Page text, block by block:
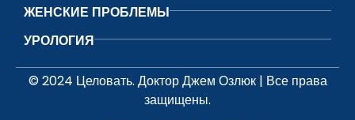
ЖЕНСКИЕ ПРОБЛЕМЫ
УРОЛОГИЯ
© 2024 Целовать. Доктор Джем Озлюк | Все права
защищены.